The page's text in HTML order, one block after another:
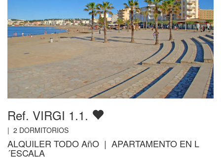
Ref. VIRGI 1.1.
| 2 DORMITORIOS
ALQUILER TODO AñO | APARTAMENTO EN L
´ESCALA